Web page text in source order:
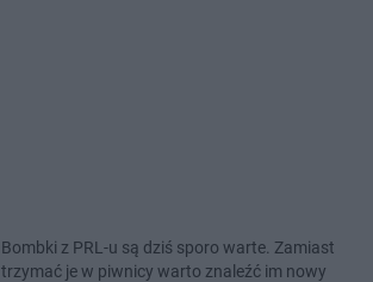
Bombki z PRL-u są dziś sporo warte. Zamiast
trzymać je w piwnicy warto znaleźć im nowy